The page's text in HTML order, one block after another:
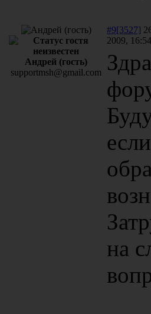
Андрей (гость)
supportmsh@gmail.com
#9[3527]
2009, 16:54
на